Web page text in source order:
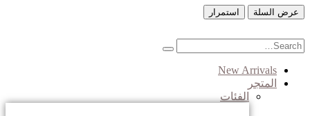
عرض السلة استمرار
New Arrivals
المتجر
الفئات